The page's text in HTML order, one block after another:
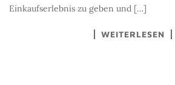
Einkaufserlebnis zu geben und […]
WEITERLESEN